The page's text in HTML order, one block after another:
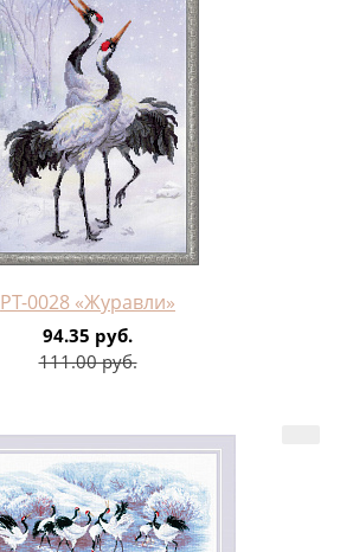
РТ-0028 «Журавли»
94.35 руб.
111.00 руб.